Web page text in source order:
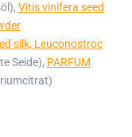
Vitis vinifera seed
silk, Leuconostroc
Seide), PARFUM